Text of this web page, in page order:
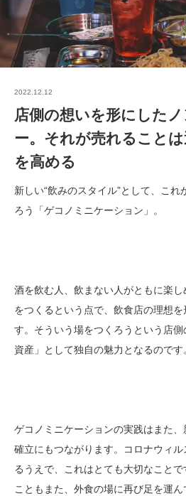
2022.12.12
店側の想いを形にした
ー。それが売れること
を高める
新しい“飲みのスタイル”として、こ
ろう「ゲコノミニケーション」。
酒を飲む人、飲まない人がともに楽
をつくるという点で、飲食店の理想
す。そういう場をつくろうという店
資産」として独自の魅力となるのです
ゲコノミニケーションの実践はまた
確立にもつながります。コロナウィ
るうえで、これはとても大切なこと
こともまた、外食の場に再び足を運